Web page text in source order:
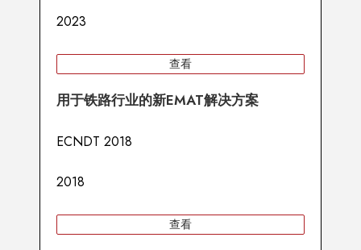
2023
查看
用于铁路行业的新EMAT解决方案
ECNDT 2018
2018
查看